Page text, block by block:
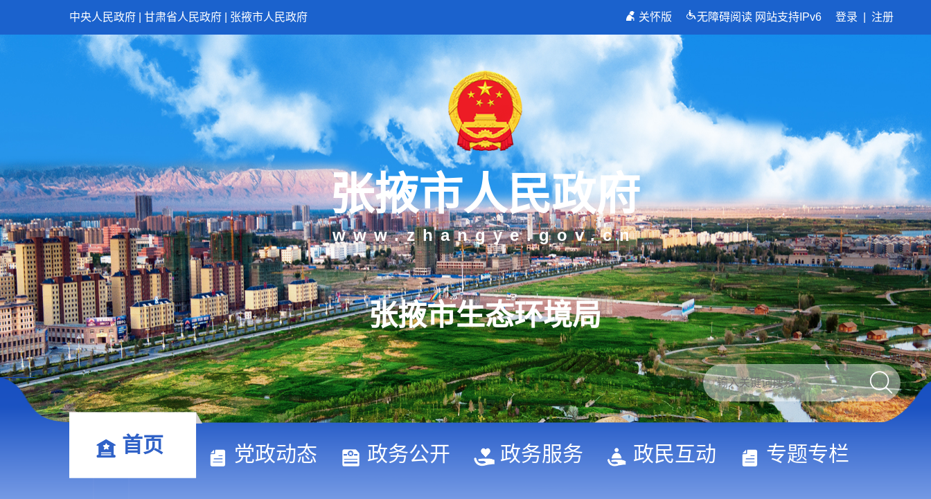
中央人民政府 甘肃省人民政府 张掖市人民政府 关怀版 无障碍阅读 网站支持IPv6 登录 注册
张掖市人民政府
www.zhangye.gov.cn
张掖市生态环境局
首页 党政动态 政务公开 政务服务 政民互动 专题专栏